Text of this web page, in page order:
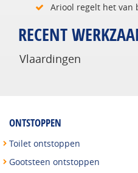
Ariool regelt het van
RECENT
Vlaardingen
ONTSTOPPEN
Toilet ontstoppen
Gootsteen ontstoppen